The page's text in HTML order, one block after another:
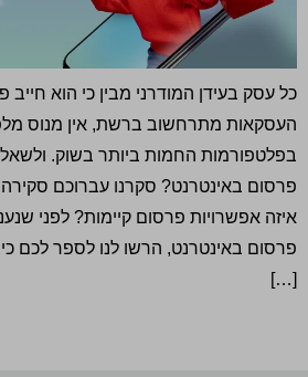
כל עסק בעידן המודרני מבין כי הוא
העסקאות מתרחשוב ברשת, אין מנוס
בפלטפורמות החמות ביותר בשוק.
פרסום באינטרנט? סקרנו עברוכם
איזה אפשרויות פרסום קיימות? לפני
פרסום באינטרנט, הרשו לנו לספר לכם
[…]